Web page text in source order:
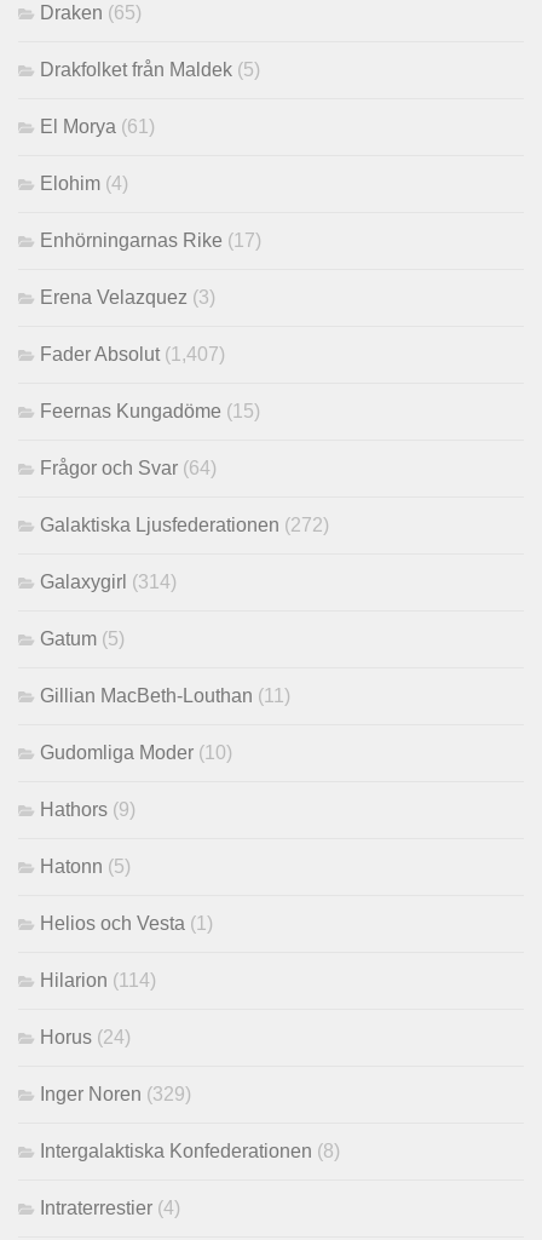
Draken (65)
Drakfolket från Maldek (5)
El Morya (61)
Elohim (4)
Enhörningarnas Rike (17)
Erena Velazquez (3)
Fader Absolut (1,407)
Feernas Kungadöme (15)
Frågor och Svar (64)
Galaktiska Ljusfederationen (272)
Galaxygirl (314)
Gatum (5)
Gillian MacBeth-Louthan (11)
Gudomliga Moder (10)
Hathors (9)
Hatonn (5)
Helios och Vesta (1)
Hilarion (114)
Horus (24)
Inger Noren (329)
Intergalaktiska Konfederationen (8)
Intraterrestier (4)